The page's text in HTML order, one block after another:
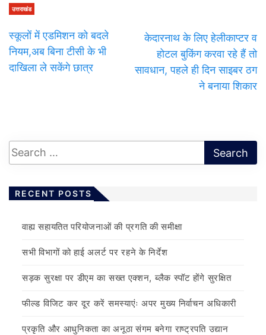
उत्तराखंड
स्कूलों में एडमिशन को बदले
नियम,अब बिना टीसी के भी
दाखिला ले सकेंगे छात्र
केदारनाथ के लिए हेलीकाप्टर व
होटल बुकिंग करवा रहे हैं तो
सावधान, पहले ही दिन साइबर ठग
ने बनाया शिकार
RECENT POSTS
वाह्य सहायतित परियोजनाओं की प्रगति की समीक्षा
सभी विभागों को हाई अलर्ट पर रहने के निर्देश
सड़क सुरक्षा पर डीएम का सख्त एक्शन, ब्लैक स्पॉट होंगे सुरक्षित
फील्ड विजिट कर दूर करें समस्याएंः अपर मुख्य निर्वाचन अधिकारी
प्रकृति और आधुनिकता का अनूठा संगम बनेगा राष्ट्रपति उद्यान